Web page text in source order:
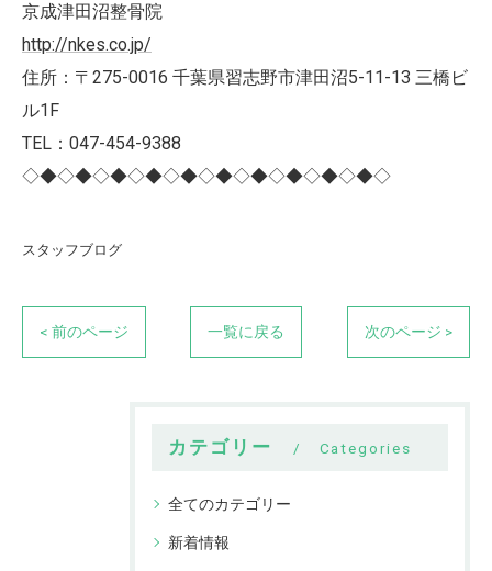
京成津田沼整骨院
http://nkes.co.jp/
住所：〒275-0016 千葉県習志野市津田沼5-11-13 三橋ビ
ル1F
TEL：047-454-9388
◇◆◇◆◇◆◇◆◇◆◇◆◇◆◇◆◇◆◇◆◇
スタッフブログ
< 前のページ 一覧に戻る 次のページ >
カテゴリー Categories
全てのカテゴリー
新着情報